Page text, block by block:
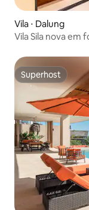
Vila ⋅ Dalung
Vila Sila nova em
Superhost
Superhost